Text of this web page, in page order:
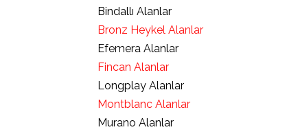
Bindallı Alanlar
Bronz Heykel Alanlar
Efemera Alanlar
Fincan Alanlar
Longplay Alanlar
Montblanc Alanlar
Murano Alanlar